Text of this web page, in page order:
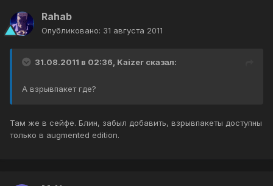
Rahab
Опубликовано: 31 августа 2011
31.08.2011 в 02:36, Kaizer сказал:
А взрывпакет где?
Там же в сейфе. Блин, забыл добавить, взрывпакеты доступны
только в augmented edition.